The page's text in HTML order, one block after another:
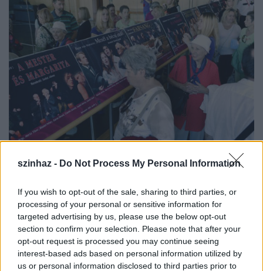
szinhaz - Do Not Process My Personal Information
If you wish to opt-out of the sale, sharing to third parties, or
processing of your personal or sensitive information for
targeted advertising by us, please use the below opt-out
section to confirm your selection. Please note that after your
opt-out request is processed you may continue seeing
interest-based ads based on personal information utilized by
us or personal information disclosed to third parties prior to
A nap folyamán a vendégek előzetes regisztráció
után vezetéses látogatásokon járhatják be az
épületet, betekinthetnek aFekete ég (háborús
előhang) - A fehér felhőcímű előadás próbáiba, míg
elsősorban a gyerekeknek szól azEgerekcímű
családi zenés produkció interaktív nyílt próbája.